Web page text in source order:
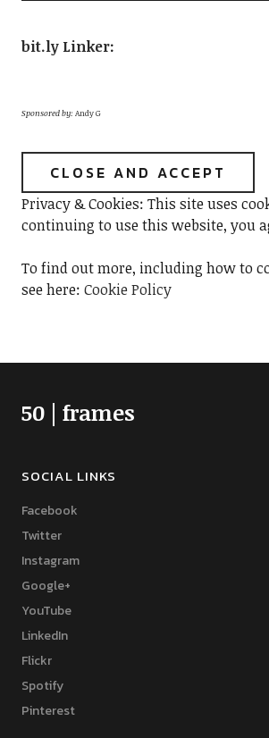
bit.ly Linker:
Sponsored by: Andy G
Privacy & Cookies: This site uses
continuing to use this website, you
To find out more, including how to
see here: Cookie Policy
50 | frames
SOCIAL LINKS
Facebook
Twitter
Instagram
Google+
YouTube
LinkedIn
Flickr
Spotify
Pinterest